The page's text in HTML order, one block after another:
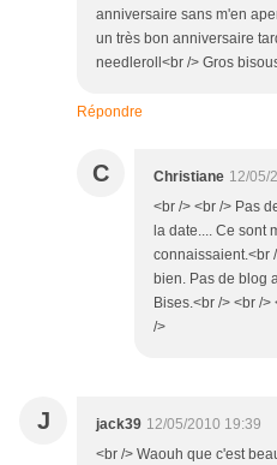
anniversaire sans m'en
un très bon anniversaire
needleroll<br /> Gros
Répondre
C Christiane 12/05/
<br /> <br /> Pas
la date.... Ce sont
connaissaient.<br
bien. Pas de blog
Bises.<br /> <br /
/>
J jack39 12/05/2010 19:39
<br /> Waouh que c'est